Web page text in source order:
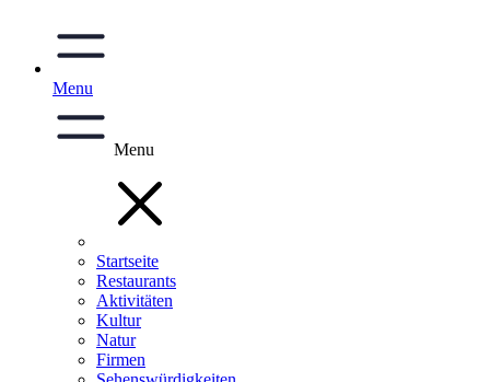
Menu
Menu
Startseite
Restaurants
Aktivitäten
Kultur
Natur
Firmen